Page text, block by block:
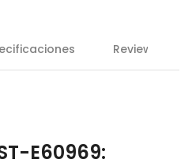
Reviews
E60969: